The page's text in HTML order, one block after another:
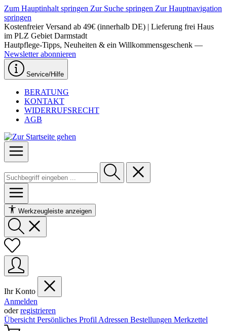
Zum Hauptinhalt springen Zur Suche springen Zur Hauptnavigation
springen
Kostenfreier Versand ab 49€ (innerhalb DE) | Lieferung frei Haus
im PLZ Gebiet Darmstadt
Hautpflege-Tipps, Neuheiten & ein Willkommensgeschenk —
Newsletter abonnieren
Service/Hilfe
BERATUNG
KONTAKT
WIDERRUFSRECHT
AGB
Werkzeugleiste anzeigen
Ihr Konto
Anmelden
oderregistrieren
Übersicht Persönliches Profil Adressen Bestellungen Merkzettel